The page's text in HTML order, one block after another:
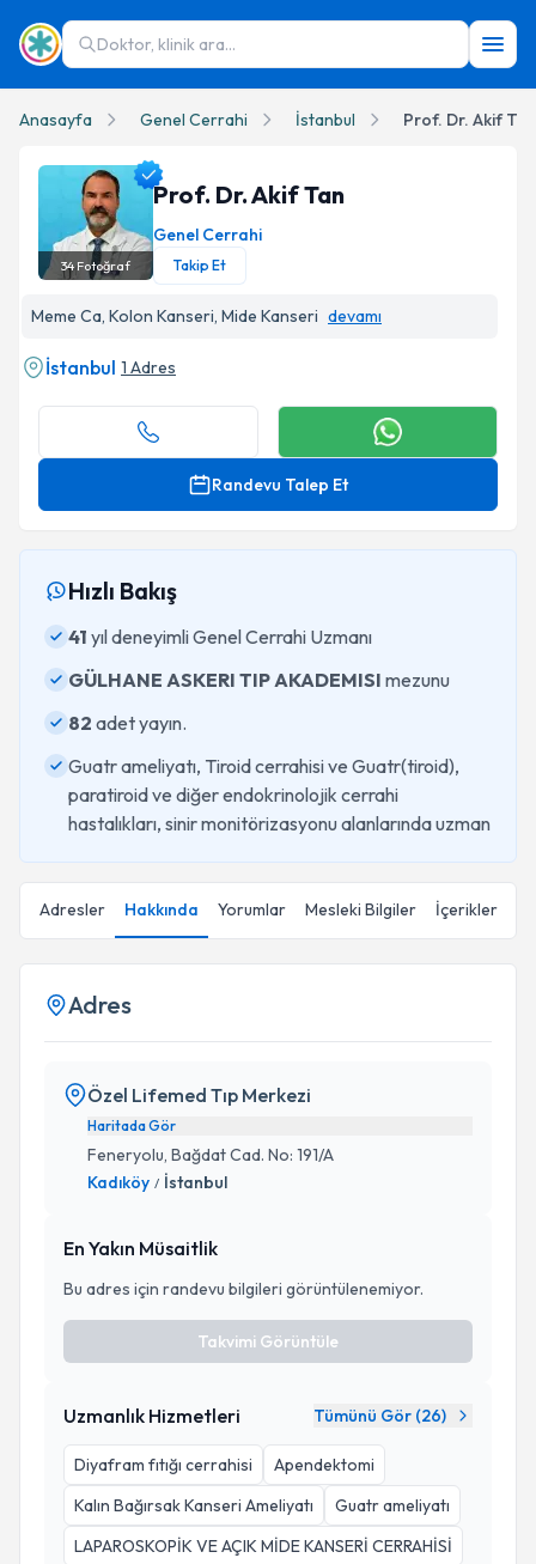
Doktor, klinik ara...
Anasayfa Genel Cerrahi İstanbul Prof. Dr. Akif Tan
34Fotoğraf
Prof. Dr. Akif Tan
Genel Cerrahi
Takip Et
Meme Ca, Kolon Kanseri, Mide Kanseri devamı
İstanbul 1 Adres
Randevu Talep Et
Hızlı Bakış
41 yıl deneyimli Genel Cerrahi Uzmanı
GÜLHANE ASKERI TIP AKADEMISI mezunu
82 adet yayın.
Guatr ameliyatı, Tiroid cerrahisi ve Guatr(tiroid),
paratiroid ve diğer endokrinolojik cerrahi
hastalıkları, sinir monitörizasyonu alanlarında uzman
Adresler Hakkında Yorumlar Mesleki Bilgiler İçerikler
Adres
Özel Lifemed Tıp Merkezi
Haritada Gör
Feneryolu, Bağdat Cad. No: 191/A
Kadıköy / İstanbul
En Yakın Müsaitlik
Bu adres için randevu bilgileri görüntülenemiyor.
Takvimi Görüntüle
Uzmanlık Hizmetleri Tümünü Gör (26)
Diyafram fıtığı cerrahisi
Apendektomi
Kalın Bağırsak Kanseri Ameliyatı
Guatr ameliyatı
LAPAROSKOPİK VE AÇIK MİDE KANSERİ CERRAHİSİ